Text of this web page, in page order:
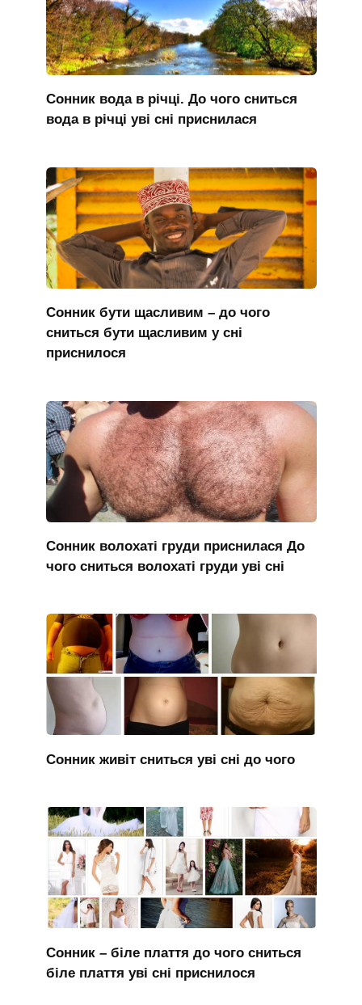
Сонник вода в річці. До чого сниться
вода в річці уві сні приснилася
Сонник бути щасливим – до чого
сниться бути щасливим у сні
приснилося
Сонник волохаті груди приснилася До
чого сниться волохаті груди уві сні
Сонник живіт сниться уві сні до чого
Сонник – біле плаття до чого сниться
біле плаття уві сні приснилося